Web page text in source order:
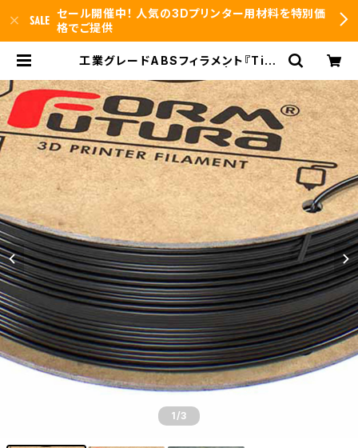
セール開催中！ 人気の3Dプリンター用材料を特別価
格でご提供
工業グレードABSフィラメント『Tita
d.arts
1/3